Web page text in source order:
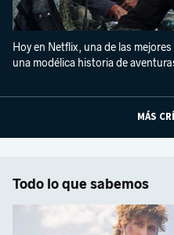
Hoy en Netflix, una de las
una modélica historia de
MÁS
Todo lo que sabemos